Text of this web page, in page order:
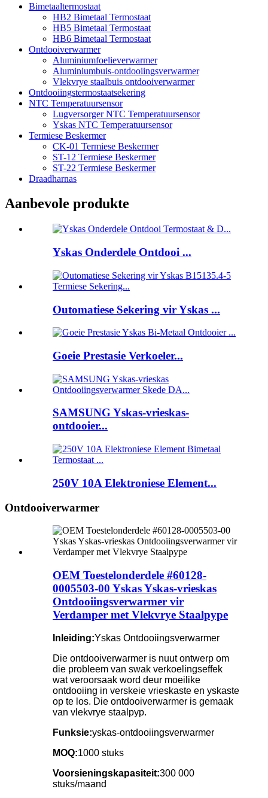
Bimetaaltermostaat
HB2 Bimetaal Termostaat
HB5 Bimetaal Termostaat
HB6 Bimetaal Termostaat
Ontdooiverwarmer
Aluminiumfoelieverwarmer
Aluminiumbuis-ontdooiingsverwarmer
Vlekvrye staalbuis ontdooiverwarmer
Ontdooiingstermostaatsekering
NTC Temperatuursensor
Lugversorger NTC Temperatuursensor
Yskas NTC Temperatuursensor
Termiese Beskermer
CK-01 Termiese Beskermer
ST-12 Termiese Beskermer
ST-22 Termiese Beskermer
Draadharnas
Aanbevole produkte
Yskas Onderdele Ontdooi ...
Outomatiese Sekering vir Yskas ...
Goeie Prestasie Verkoeler...
SAMSUNG Yskas-vrieskas-
ontdooier...
250V 10A Elektroniese Element...
Ontdooiverwarmer
OEM Toestelonderdele #60128-
0005503-00 Yskas Yskas-vrieskas
Ontdooiingsverwarmer vir
Verdamper met Vlekvrye Staalpype
Inleiding:Yskas Ontdooiingsverwarmer
Die ontdooiverwarmer is nuut ontwerp om
die probleem van swak verkoelingseffek
wat veroorsaak word deur moeilike
ontdooiing in verskeie vrieskaste en yskaste
op te los. Die ontdooiverwarmer is gemaak
van vlekvrye staalpyp.
Funksie:yskas-ontdooiingsverwarmer
MOQ:1000 stuks
Voorsieningskapasiteit:300 000
stuks/maand